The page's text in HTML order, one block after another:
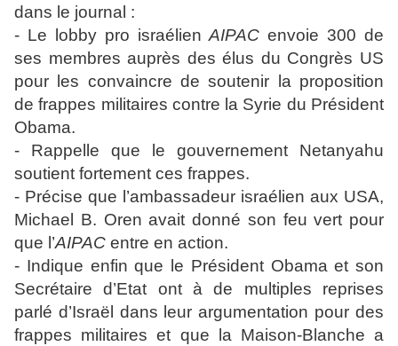
dans le journal :
- Le lobby pro israélienAIPAC envoie 300 de
ses membres auprès des élus du Congrès US
pour les convaincre de soutenir la proposition
de frappes militaires contre la Syrie du Président
Obama.
- Rappelle que le gouvernement Netanyahu
soutient fortement ces frappes.
- Précise que l’ambassadeur israélien aux USA,
Michael B. Oren avait donné son feu vert pour
que l’AIPAC entre en action.
- Indique enfin que le Président Obama et son
Secrétaire d’Etat ont à de multiples reprises
parlé d’Israël dans leur argumentation pour des
frappes militaires et que la Maison-Blanche a